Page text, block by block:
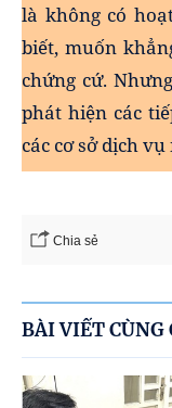
là không có
biết, muốn
chứng cứ.
phát hiện các
các cơ sở dịch
Chia sẻ
BÀI VIẾT CÙNG